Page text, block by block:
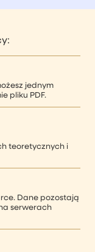
jednym
pliku PDF.
teoretycznych i
Dane pozostają
serwerach